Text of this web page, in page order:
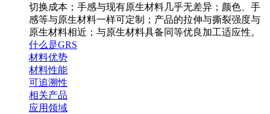
切换成本；手感与现有原生材料几乎无差异；颜色、手
感等与原生材料一样可定制；产品的拉伸与撕裂强度与
原生材料相近；与原生材料具备同等优良加工适应性。
什么是GRS
材料优势
材料性能
可追溯性
相关产品
应用领域